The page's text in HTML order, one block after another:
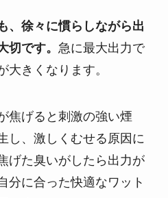
、徐々に慣らしながら出
切です。 急に最大出力で
大きくなります。
焦げると刺激の強い煙
し、激しくむせる原因に
げた臭いがしたら出力が
分に合った快適なワット